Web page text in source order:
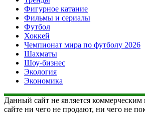
Фигурное катание
Фильмы и сериалы
Футбол
Хоккей
Чемпионат мира по футболу 2026
Шахматы
Шоу-бизнес
Экология
Экономика
Данный сайт не является
сайте ни чего не продают, ни чего не